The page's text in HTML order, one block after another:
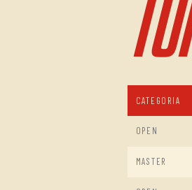
CATEGORIA
OPEN
MASTER